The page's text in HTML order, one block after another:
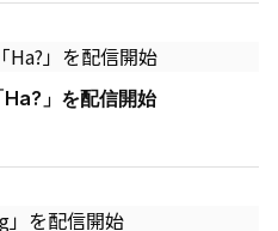
」を配信開始